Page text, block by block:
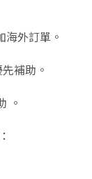
外訂單。
補助。
。